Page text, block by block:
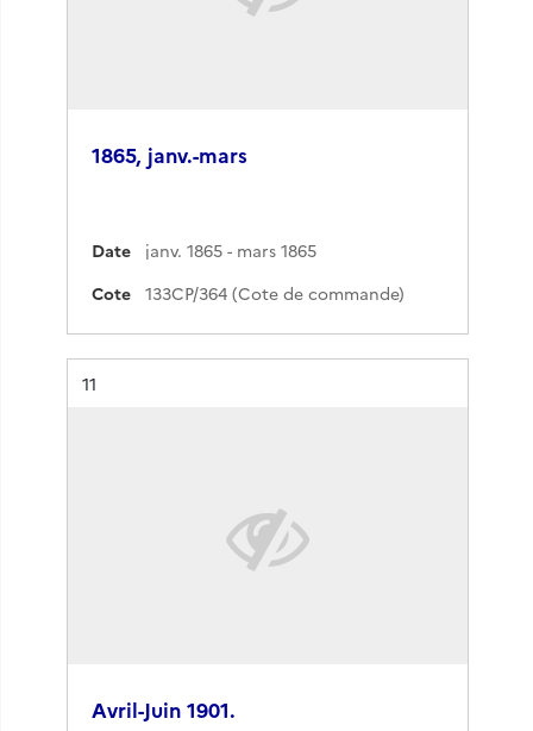
1865, janv.-mars
Date
janv. 1865 - mars 1865
Cote
133CP/364 (Cote de commande)
Résultat n°
11
Avril-Juin 1901.